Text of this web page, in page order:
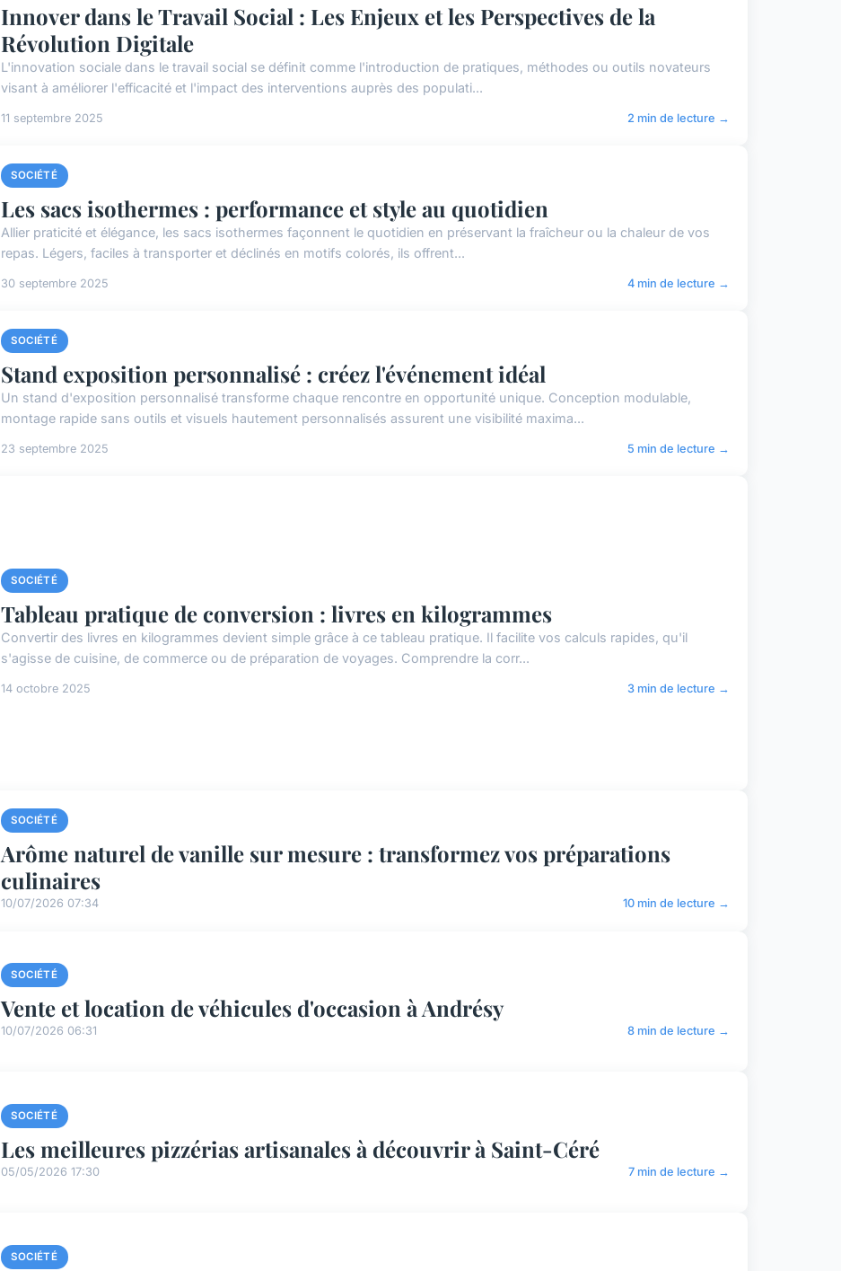
Innover dans le Travail Social : Les Enjeux et les Perspectives de la
Révolution Digitale
L'innovation sociale dans le travail social se définit comme l'introduction de pratiques, méthodes ou outils novateurs
visant à améliorer l'efficacité et l'impact des interventions auprès des populati...
11 septembre 2025 2 min de lecture →
SOCIÉTÉ
Les sacs isothermes : performance et style au quotidien
Allier praticité et élégance, les sacs isothermes façonnent le quotidien en préservant la fraîcheur ou la chaleur de vos
repas. Légers, faciles à transporter et déclinés en motifs colorés, ils offrent...
30 septembre 2025 4 min de lecture →
SOCIÉTÉ
Stand exposition personnalisé : créez l'événement idéal
Un stand d'exposition personnalisé transforme chaque rencontre en opportunité unique. Conception modulable,
montage rapide sans outils et visuels hautement personnalisés assurent une visibilité maxima...
23 septembre 2025 5 min de lecture →
SOCIÉTÉ
Tableau pratique de conversion : livres en kilogrammes
Convertir des livres en kilogrammes devient simple grâce à ce tableau pratique. Il facilite vos calculs rapides, qu'il
s'agisse de cuisine, de commerce ou de préparation de voyages. Comprendre la corr...
14 octobre 2025 3 min de lecture →
SOCIÉTÉ
Arôme naturel de vanille sur mesure : transformez vos préparations
culinaires
10/07/2026 07:34 10 min de lecture →
SOCIÉTÉ
Vente et location de véhicules d'occasion à Andrésy
10/07/2026 06:31 8 min de lecture →
SOCIÉTÉ
Les meilleures pizzérias artisanales à découvrir à Saint-Céré
05/05/2026 17:30 7 min de lecture →
SOCIÉTÉ